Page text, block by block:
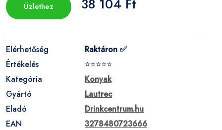
Üzlethez 38 104 Ft
Elérhetőség
Raktáron ✅
Értékelés
⭐⭐⭐⭐⭐
Kategória
Konyak
Gyártó
Lautrec
Eladó
Drinkcentrum.hu
EAN
3278480723666